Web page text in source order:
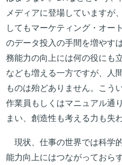
メディアに登場していますが
してもマーケティング・オー
のデータ投入の手間を増やす
務能力の向上には何の役にも
なども増える一方ですが、人
ものは殆どありません。こう
作業員もしくはマニュアル通
まい、創造性も考える力も失
現状、仕事の世界では科学
能力向上にはつながっておら